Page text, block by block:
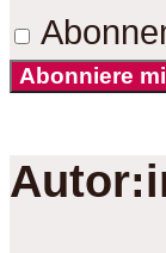
Abonniere